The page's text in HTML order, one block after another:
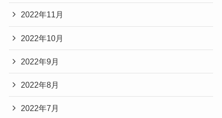
2022年11月
2022年10月
2022年9月
2022年8月
2022年7月